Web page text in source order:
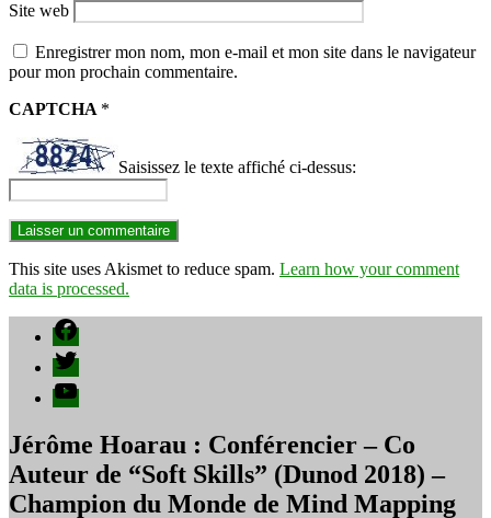
Site web
Enregistrer mon nom, mon e-mail et mon site dans le navigateur
pour mon prochain commentaire.
CAPTCHA *
Saisissez le texte affiché ci-dessus:
This site uses Akismet to reduce spam. Learn how your comment
data is processed.
Facebook
Twitter
YouTube
Jérôme Hoarau : Conférencier – Co
Auteur de “Soft Skills” (Dunod 2018) –
Champion du Monde de Mind Mapping